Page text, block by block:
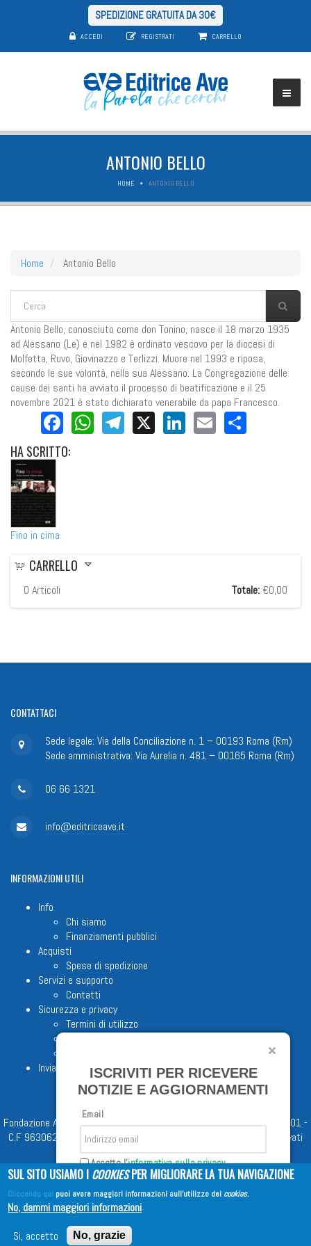
SPEDIZIONE GRATUITA DA 30€
ACCEDI REGISTRATI CARRELLO
ANTONIO BELLO
HOME ANTONIO BELLO
Home Antonio Bello
FORM DI RICERCA
Antonio Bello, conosciuto come don Tonino, nasce il 18 marzo 1935
ad Alessano (Le) e nel 1982 è ordinato vescovo per la diocesi di
Molfetta, Ruvo, Giovinazzo e Terlizzi. Muore nel 1993 e riposa,
secondo le sue volontà, nella sua Alessano. La Congregazione delle
cause dei santi ha avviato il processo di beatificazione e il 25
novembre 2021 è stato dichiarato venerabile da papa Francesco.
Facebook
WhatsApp
Telegram
X LinkedIn
Email
HASCRITTO:
Fino in cima
CARRELLO
0 Articoli Totale: €0,00
CONTATTACI
Sede legale: Via della Conciliazione n. 1 – 00193 Roma (Rm)
Sede amministrativa: Via Aurelia n. 481 – 00165 Roma (Rm)
06 66 1321
info@editriceave.it
INFORMAZIONIUTILI
Info
Chi siamo
Finanziamenti pubblici
Acquisti
Spese di spedizione
Servizi e supporto
Contatti
Sicurezza e privacy
Termini di utilizzo
Invia proposta editoriale
Fondazione Apostolicam Actuositatem ETS © 2023 - P.I. 05398481001 -
C.F 96306220581 - REA 888781 del 23/02/98 - Tutti i diritti riservati
Copyright © 2026EDITRICE AVE
ISCRIVITI PER RICEVERE
NOTIZIE E AGGIORNAMENTI
Email
Accetto l'informativa sulla privacy
Iscriviti
SUL SITO USIAMO I COOKIESPER MIGLIORARE LA TUA NAVIGAZIONE
Cliccando qui puoi avere maggiori informazioni sull'utilizzo dei cookies.
No, dammi maggiori informazioni
Si, accetto
No, grazie